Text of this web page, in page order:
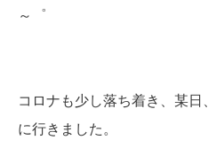
～゜
コロナも少し落ち着き、某
に行きました。